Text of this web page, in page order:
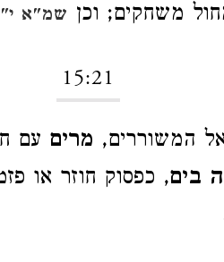
משחקים; וכן שמ"א
15:21
המשוררים, מרים עם
בים, כפסוק חוזר או